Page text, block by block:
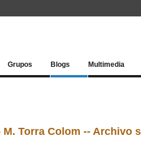
Grupos Blogs Multimedia
Torra Colom -- Archivo